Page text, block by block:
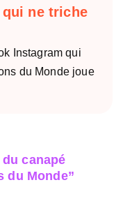
qui ne triche
Instagram qui
du Monde joue
canapé
du Monde”